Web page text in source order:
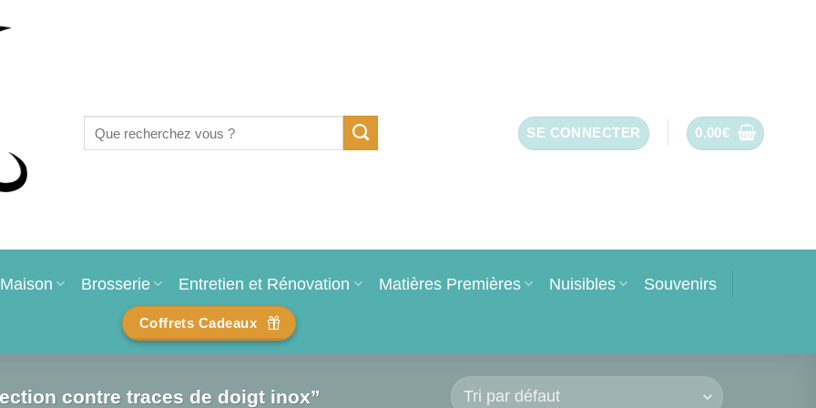
pour :
SE CONNECTER 0.00€
Maison Brosserie Entretien et Rénovation Matières Premières Nuisibles Souvenirs
Coffrets Cadeaux
contre traces de doigt inox”